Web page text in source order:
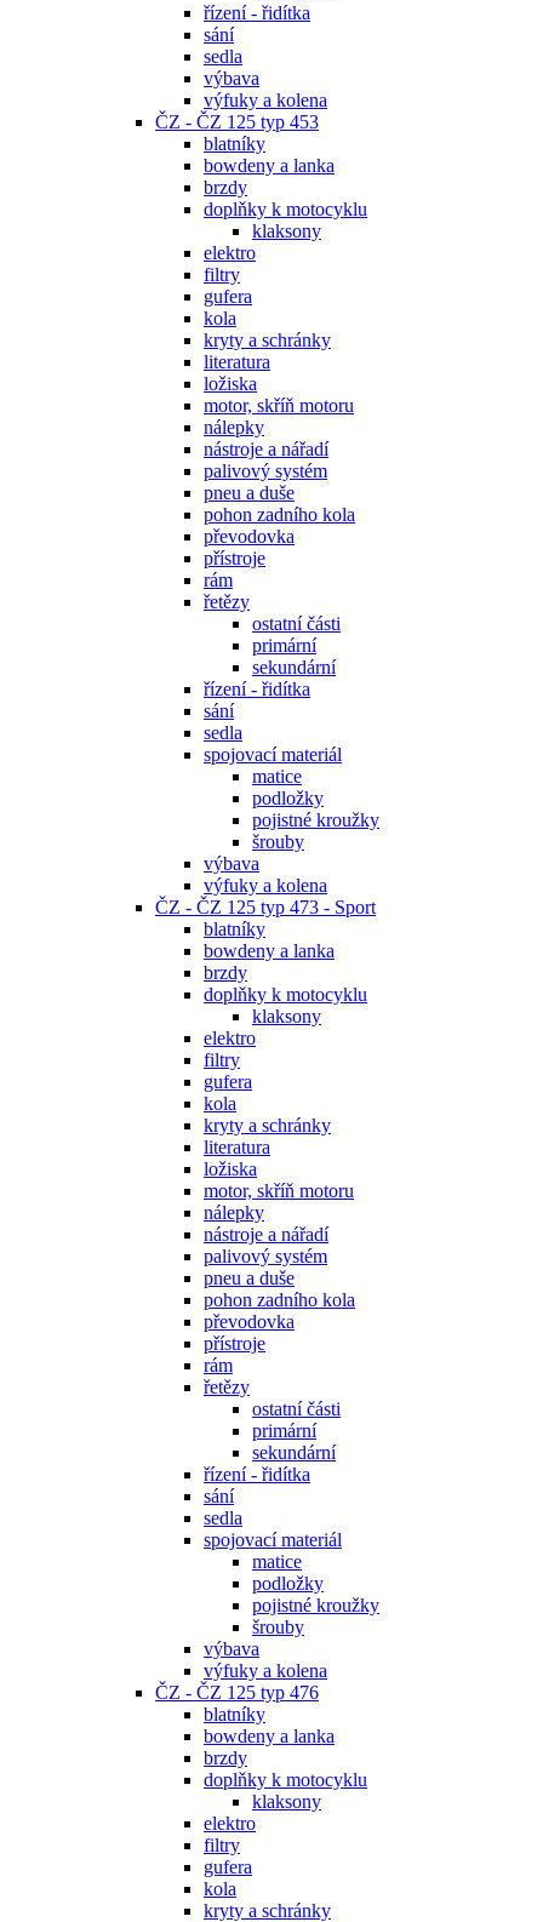
řízení - řidítka
sání
sedla
výbava
výfuky a kolena
ČZ - ČZ 125 typ 453
blatníky
bowdeny a lanka
brzdy
doplňky k motocyklu
klaksony
elektro
filtry
gufera
kola
kryty a schránky
literatura
ložiska
motor, skříň motoru
nálepky
nástroje a nářadí
palivový systém
pneu a duše
pohon zadního kola
převodovka
přístroje
rám
řetězy
ostatní části
primární
sekundární
řízení - řidítka
sání
sedla
spojovací materiál
matice
podložky
pojistné kroužky
šrouby
výbava
výfuky a kolena
ČZ - ČZ 125 typ 473 - Sport
blatníky
bowdeny a lanka
brzdy
doplňky k motocyklu
klaksony
elektro
filtry
gufera
kola
kryty a schránky
literatura
ložiska
motor, skříň motoru
nálepky
nástroje a nářadí
palivový systém
pneu a duše
pohon zadního kola
převodovka
přístroje
rám
řetězy
ostatní části
primární
sekundární
řízení - řidítka
sání
sedla
spojovací materiál
matice
podložky
pojistné kroužky
šrouby
výbava
výfuky a kolena
ČZ - ČZ 125 typ 476
blatníky
bowdeny a lanka
brzdy
doplňky k motocyklu
klaksony
elektro
filtry
gufera
kola
kryty a schránky